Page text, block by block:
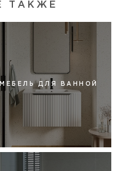
ТАКЖЕ
МЕБЕЛЬ ДЛЯ ВАННОЙ